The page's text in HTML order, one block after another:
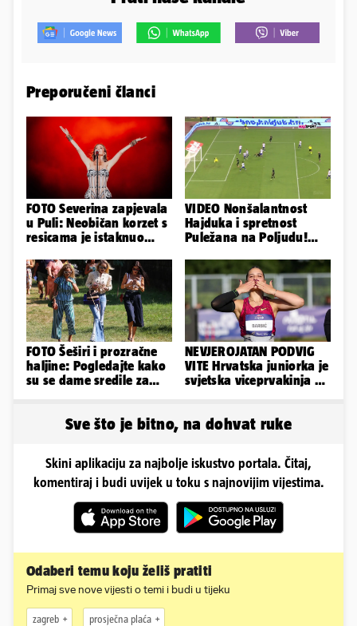
Preporučeni članci
FOTO Severina zapjevala
u Puli: Neobičan korzet s
resicama je istaknuo
VIDEO Nonšalantnost
Hajduka i spretnost
Puležana na Poljudu!
Splita
FOTO Šeširi i prozračne
haljine: Pogledajte kako
su se dame sredile za
NEVJEROJATAN PODVIG
VITE Hrvatska juniorka je
svjetska viceprvakinja u
Sve što je bitno, na dohvat ruke
Skini aplikaciju za najbolje iskustvo portala. Čitaj,
komentiraj i budi uvijek u toku s najnovijim vijestima.
Odaberi temu koju želiš pratiti
Primaj sve nove vijesti o temi i budi u tijeku
zagreb prosječna plaća